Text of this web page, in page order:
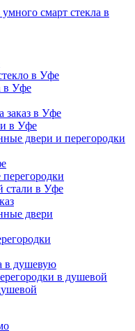
смарт стекла в
в Уфе
в Уфе
заказ в Уфе
в Уфе
двери и перегородки
стали в Уфе
двери
в душевую
в душевой